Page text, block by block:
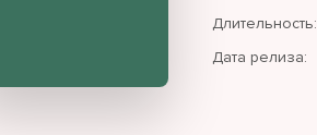
Длительность:
Дата релиза: